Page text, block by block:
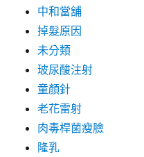
中和當舖
掉髮原因
未分類
玻尿酸注射
童顏針
老花雷射
肉毒桿菌瘦臉
隆乳